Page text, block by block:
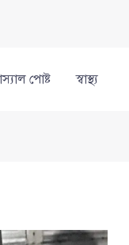
পোষ্ট স্বাস্থ্য